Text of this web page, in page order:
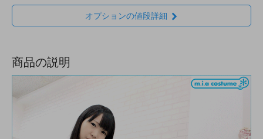
オプションの値段詳細
商品の説明